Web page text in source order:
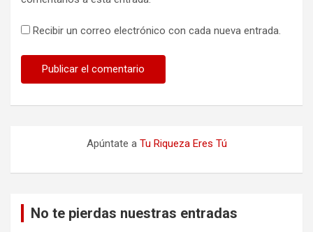
Recibir un correo electrónico con cada nueva entrada.
Apúntate a Tu Riqueza Eres Tú
No te pierdas nuestras entradas